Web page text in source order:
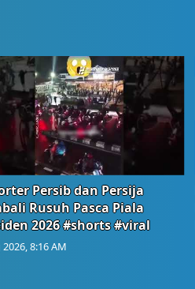
Persib dan Persija
Rusuh Pasca Piala
2026 #shorts #viral
2026, 8:16 AM